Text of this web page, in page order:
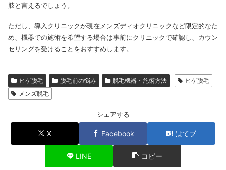
肢と言えるでしょう。
ただし、導入クリニックが現在メンズディオクリニックなど限定的なた
め、機器での施術を希望する場合は事前にクリニックで確認し、カウン
セリングを受けることをおすすめします。
ヒゲ脱毛 脱毛前の悩み 脱毛機器・施術方法
ヒゲ脱毛
メンズ脱毛
シェアする
X Facebook はてブ
LINE コピー